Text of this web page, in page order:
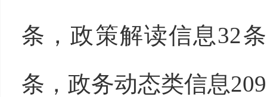
条，政策解读信息32
条，政务动态类信息